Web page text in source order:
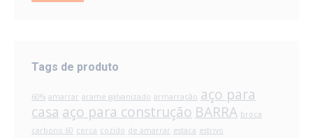
Tags de produto
60% amarrar arame galvanizado armarração aço para
casa aço para construção BARRA broca
carbono 60 cerca cozido de amarrar estaca estrivo